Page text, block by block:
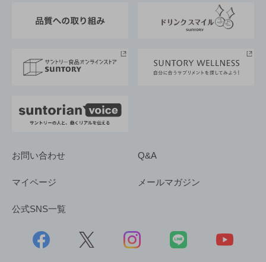
採用情報
お問い合わせ Q&A
マイページ メールマガジン
公式SNS一覧